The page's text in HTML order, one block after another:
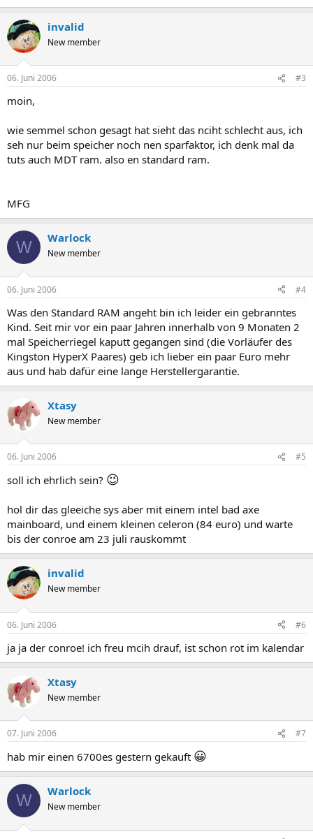
invalid
New member
06. Juni 2006 #3
moin,
wie semmel schon gesagt hat sieht das nciht schlecht aus, ich
seh nur beim speicher noch nen sparfaktor, ich denk mal da
tuts auch MDT ram. also en standard ram.
MFG
W Warlock
New member
06. Juni 2006 #4
Was den Standard RAM angeht bin ich leider ein gebranntes
Kind. Seit mir vor ein paar Jahren innerhalb von 9 Monaten 2
mal Speicherriegel kaputt gegangen sind (die Vorläufer des
Kingston HyperX Paares) geb ich lieber ein paar Euro mehr
aus und hab dafür eine lange Herstellergarantie.
Xtasy
New member
06. Juni 2006 #5
soll ich ehrlich sein? 😉
hol dir das gleeiche sys aber mit einem intel bad axe
mainboard, und einem kleinen celeron (84 euro) und warte
bis der conroe am 23 juli rauskommt
invalid
New member
06. Juni 2006 #6
ja ja der conroe! ich freu mcih drauf, ist schon rot im kalendar
Xtasy
New member
07. Juni 2006 #7
hab mir einen 6700es gestern gekauft 😀
W Warlock
New member